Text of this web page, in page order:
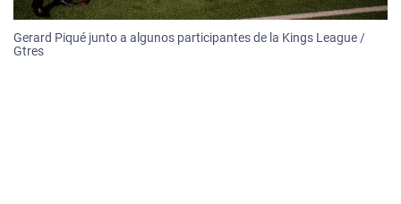
Gerard Piqué junto a algunos participantes de la Kings League /
Gtres